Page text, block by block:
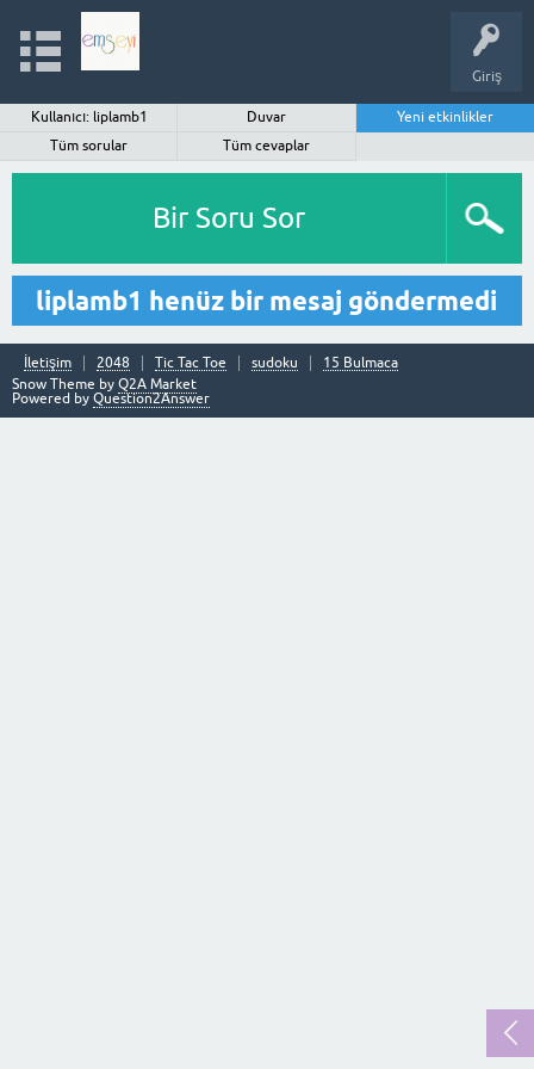
Giriş
Kullanıcı: liplamb1 Duvar
Yeni etkinlikler
Tüm sorular
Tüm cevaplar
Bir Soru Sor
liplamb1 henüz bir mesaj göndermedi
İletişim 2048 Tic Tac Toe sudoku
15 Bulmaca
Snow Theme by Q2A Market
Powered by Question2Answer